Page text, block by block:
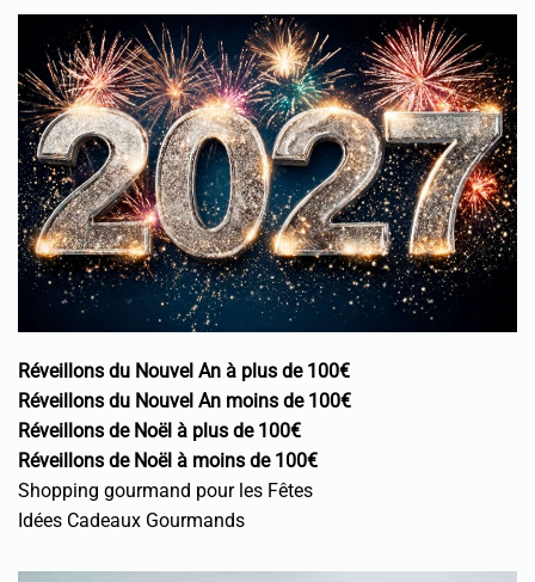
Réveillons du Nouvel An à plus de 100€
Réveillons du Nouvel An moins de 100€
Réveillons de Noël à plus de 100€
Réveillons de Noël à moins de 100€
Shopping gourmand pour les Fêtes
Idées Cadeaux Gourmands